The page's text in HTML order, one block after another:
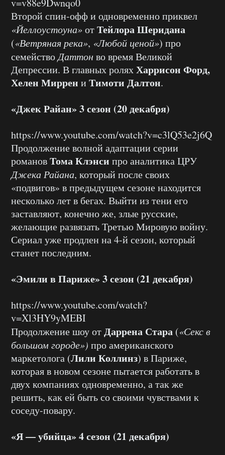
v=v88e9Dwnqo0
Второй спин-офф и одновременно приквел
«Йеллоустоуна»отТейлора Шеридана
(«Ветряная река», «Любой ценой») про
семействоДаттон во время Великой
Депрессии. В главных роляхХаррисон Форд,
Хелен Миррен и Тимоти Далтон.
«Джек Райан» 3 сезон (20 декабря)
https://www.youtube.com/watch?v=c3lQ53e2j6Q
Продолжение волной адаптации серии
романовТома Клэнси про аналитика ЦРУ
Джека Райана, который после своих
«подвигов» в предыдущем сезоне находится
несколько лет в бегах. Выйти из тени его
заставляют, конечно же, злые русские,
желающие развязать Третью Мировую войну.
Сериал уже продлен на 4-й сезон, который
станет последним.
«Эмили в Париже» 3 сезон (21 декабря)
https://www.youtube.com/watch?
v=Xl3HY9yMEBI
Продолжение шоу отДаррена Стара («Секс в
большом городе») про американского
маркетолога (Лили Коллинз) в Париже,
которая в новом сезоне пытается работать в
двух компаниях одновременно, а так же
решить, как ей быть со своими чувствами к
соседу-повару.
«Я — убийца» 4 сезон (21 декабря)